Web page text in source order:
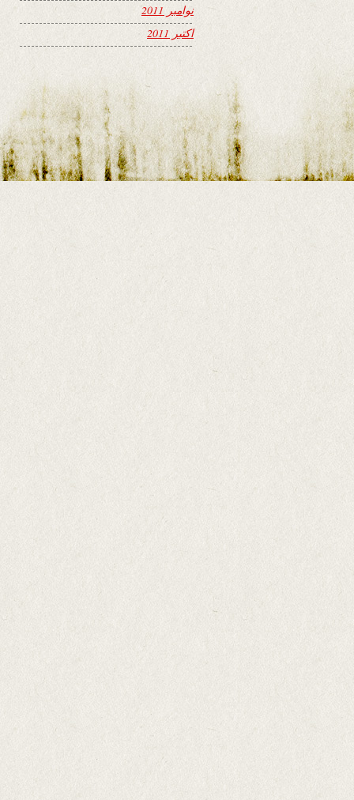
نوامبر 2011
اکتبر 2011